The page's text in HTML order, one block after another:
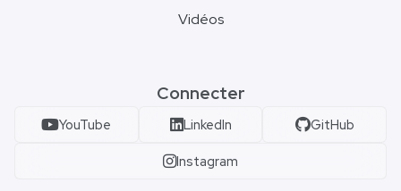
Vidéos
Connecter
YouTube LinkedIn GitHub
Instagram